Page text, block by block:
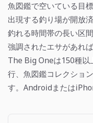
魚図鑑で空いている目標
出現する釣り場が開放
釣れる時間帯の長い区
強調されたエサがあれば
The Big Oneは150種以
行、魚図鑑コレクショ
す。Androidまたは